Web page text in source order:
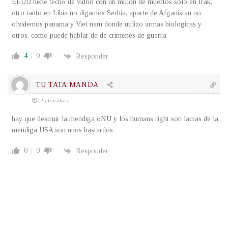
EEUU tiene techo de vidrio con un millon de muertos solo en Irak,
otro tanto en Libia no digamos Serbia, aparte de Afganistan no
olvidemos panama y Viet nam donde utilizo armas biologicas y
otros, como puede hablar de de crimenes de guerra
4 0 Responder
TU TATA MANDA
2 años atrás
hay que destruir la mendiga oNU y los humans right son lacras de la
mendiga USA.son unos bastardos
0 0 Responder